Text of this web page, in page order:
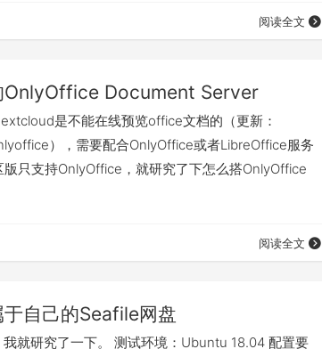
官网下载rclone客户端：https://rclone.org…阅读全文
OnlyOffice Document Server
是不能在线预览office文档的（更新：
），需要配合OnlyOffice或者LibreOffice服务
只支持OnlyOffice，就研究了下怎么搭OnlyOffice
阅读全文
自己的Seafile网盘
就研究了一下。 测试环境：Ubuntu 18.04 配置要